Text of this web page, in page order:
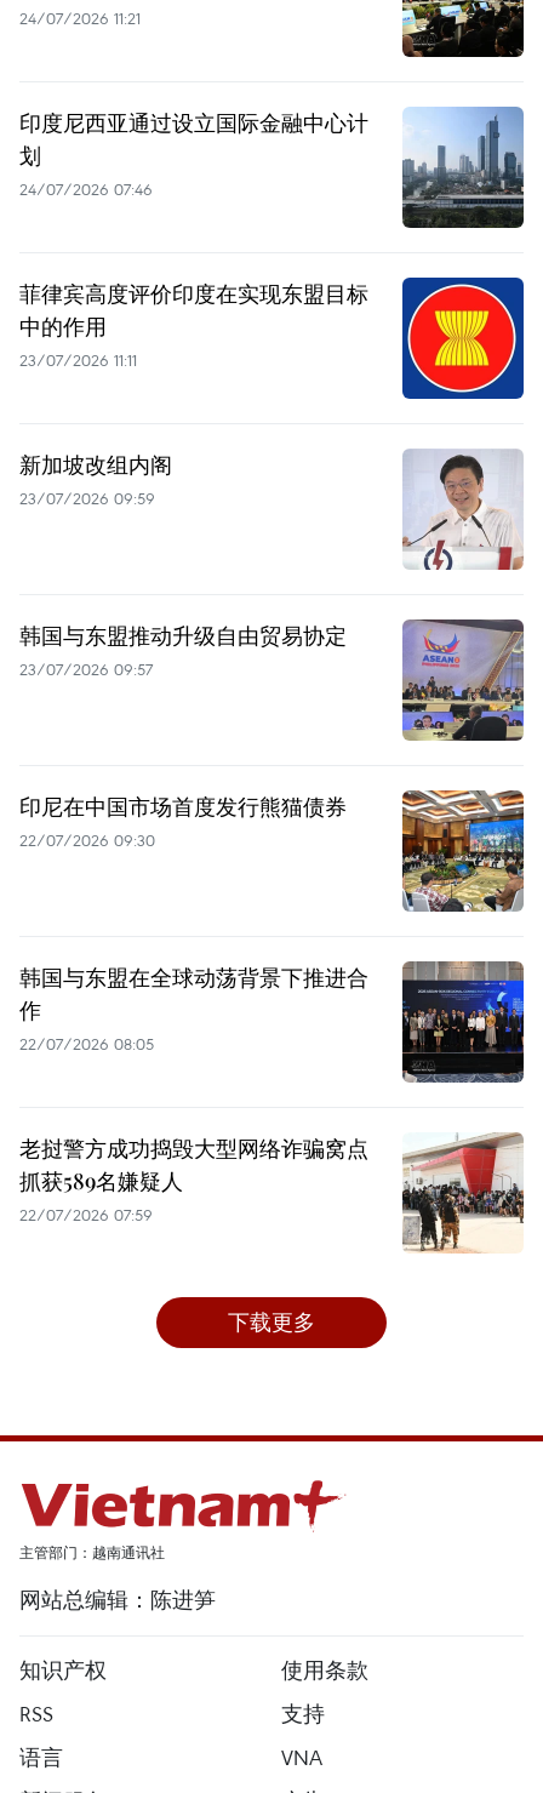
24/07/2026 11:21
印度尼西亚通过设立国际金融中心计
划
24/07/2026 07:46
菲律宾高度评价印度在实现东盟目标
中的作用
23/07/2026 11:11
新加坡改组内阁
23/07/2026 09:59
韩国与东盟推动升级自由贸易协定
23/07/2026 09:57
印尼在中国市场首度发行熊猫债券
22/07/2026 09:30
韩国与东盟在全球动荡背景下推进合
作
22/07/2026 08:05
老挝警方成功捣毁大型网络诈骗窝点
抓获589名嫌疑人
22/07/2026 07:59
下载更多
主管部门：越南通讯社
网站总编辑：陈进笋
知识产权
使用条款
RSS
支持
语言
VNA